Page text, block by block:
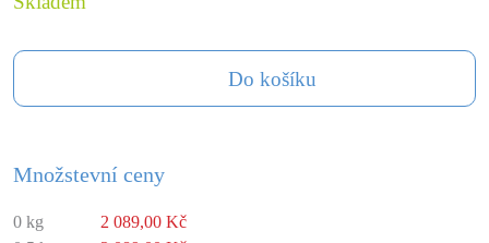
Do košíku
Množstevní ceny
0 kg
2 089,00 Kč